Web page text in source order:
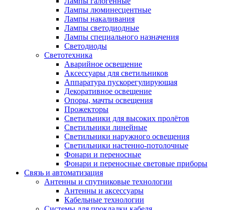
Лампы люминесцентные
Лампы накаливания
Лампы светодиодные
Лампы специального назначения
Светодиоды
Светотехника
Аварийное освещение
Аксессуары для светильников
Аппаратура пускорегулирующая
Декоративное освещение
Опоры, мачты освещения
Прожекторы
Светильники для высоких пролётов
Светильники линейные
Светильники наружного освещения
Светильники настенно-потолочные
Фонари и переносные
Фонари и переносные световые приборы
Связь и автоматизация
Антенны и спутниковые технологии
Антенны и аксессуары
Кабельные технологии